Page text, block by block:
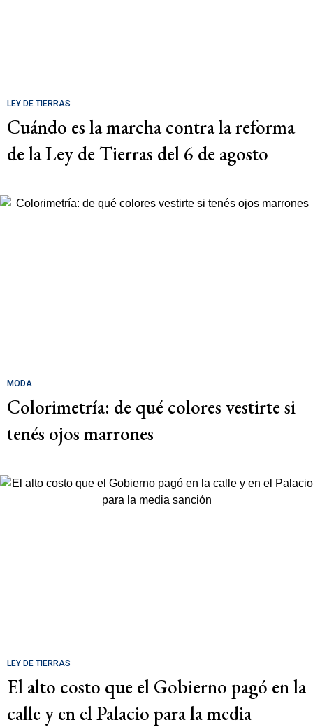
LEY DE TIERRAS
Cuándo es la marcha contra la reforma
de la Ley de Tierras del 6 de agosto
MODA
Colorimetría: de qué colores vestirte si
tenés ojos marrones
LEY DE TIERRAS
El alto costo que el Gobierno pagó en la
calle y en el Palacio para la media